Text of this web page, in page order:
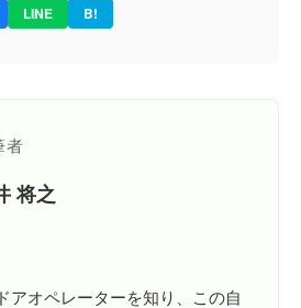
LINE B!
者
将之
アオペレーターを知り、この自